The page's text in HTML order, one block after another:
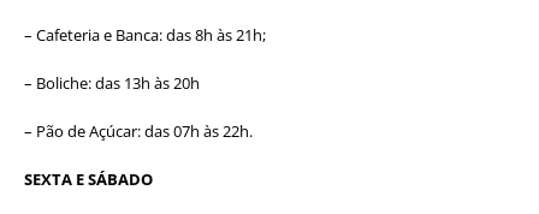
– Cafeteria e Banca: das 8h às 21h;
– Boliche: das 13h às 20h
– Pão de Açúcar: das 07h às 22h.
SEXTA E SÁBADO